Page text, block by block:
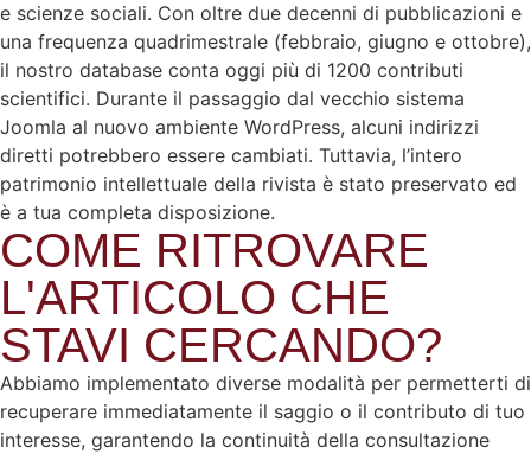
e scienze sociali. Con oltre due decenni di pubblicazioni e
una frequenza quadrimestrale (febbraio, giugno e ottobre),
il nostro database conta oggi più di 1200 contributi
scientifici. Durante il passaggio dal vecchio sistema
Joomla al nuovo ambiente WordPress, alcuni indirizzi
diretti potrebbero essere cambiati. Tuttavia, l’intero
patrimonio intellettuale della rivista è stato preservato ed
è a tua completa disposizione.
COME RITROVARE
L'ARTICOLO CHE
STAVI CERCANDO?
Abbiamo implementato diverse modalità per permetterti di
recuperare immediatamente il saggio o il contributo di tuo
interesse, garantendo la continuità della consultazione